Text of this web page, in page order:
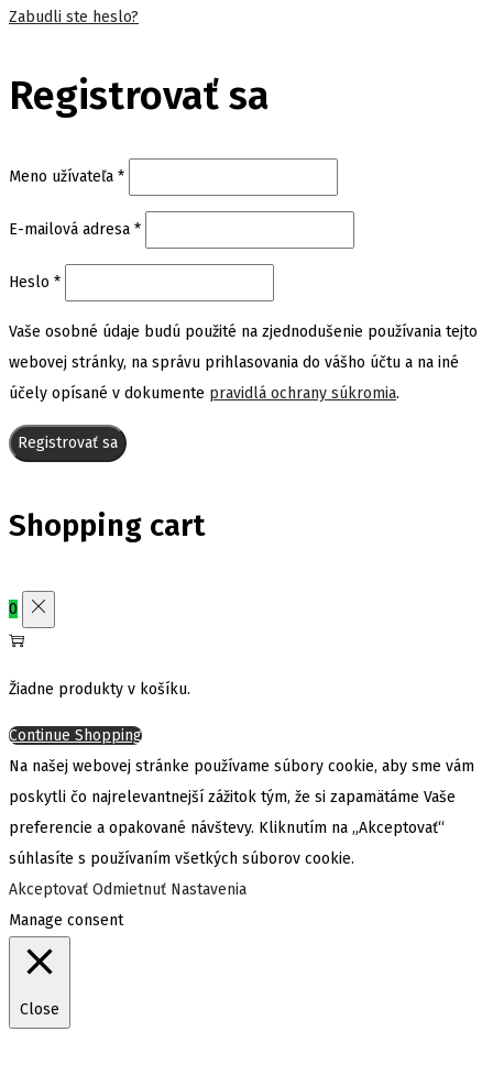
Zabudli ste heslo?
Registrovať sa
Meno užívateľa *Povinné
E-mailová adresa *Povinné
Heslo *Povinné
Vaše osobné údaje budú použité na zjednodušenie používania tejto
webovej stránky, na správu prihlasovania do vášho účtu a na iné
účely opísané v dokumente pravidlá ochrany súkromia.
Registrovať sa
Shopping cart
0
Žiadne produkty v košíku.
Continue Shopping
Na našej webovej stránke používame súbory cookie, aby sme vám
poskytli čo najrelevantnejší zážitok tým, že si zapamätáme Vaše
preferencie a opakované návštevy. Kliknutím na „Akceptovať“
súhlasíte s používaním všetkých súborov cookie.
Akceptovať Odmietnuť Nastavenia
Manage consent
Close